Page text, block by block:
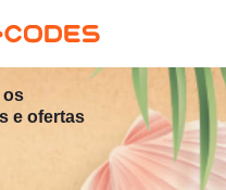
os
e ofertas